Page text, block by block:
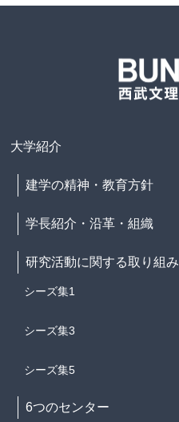
大学紹介
建学の精神・教育方針
学長紹介・沿革・組織
研究活動に関する取り組み
シーズ集1
シーズ集3
シーズ集5
6つのセンター